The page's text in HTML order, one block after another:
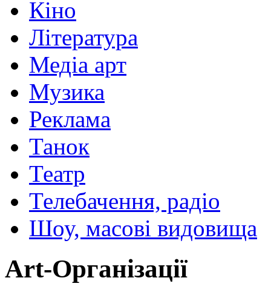
Кіно
Література
Медіа арт
Музика
Реклама
Танок
Театр
Телебачення, радіо
Шоу, масові видовища
Art-Організації